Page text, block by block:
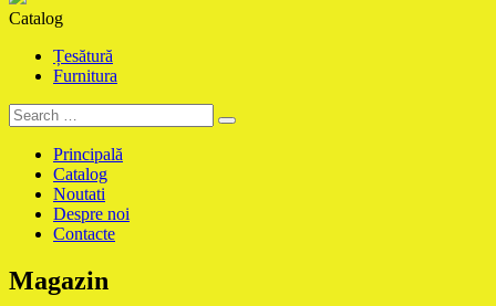
Catalog
Țesătură
Furnitura
Principală
Catalog
Noutati
Despre noi
Contacte
Magazin